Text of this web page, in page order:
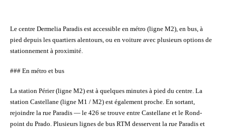
Le centre Dermelia Paradis est accessible en métro (ligne M2), en bus, à
pied depuis les quartiers alentours, ou en voiture avec plusieurs options de
stationnement à proximité.
### En métro et bus
La station Périer(ligne M2) est à quelques minutes à pied du centre. La
station Castellane (ligne M1 / M2) est également proche. En sortant,
rejoindre la rue Paradis — le 426 se trouve entre Castellane et le Rond-
point du Prado. Plusieurs lignes de bus RTM desservent la rue Paradis et